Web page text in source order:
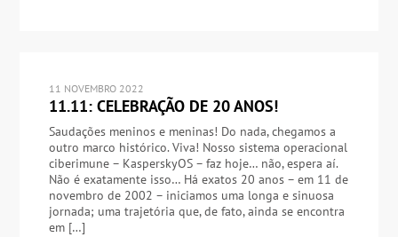
11 NOVEMBRO 2022
11.11: CELEBRAÇÃO DE 20 ANOS!
Saudações meninos e meninas! Do nada, chegamos a
outro marco histórico. Viva! Nosso sistema operacional
ciberimune – KasperskyOS – faz hoje… não, espera aí.
Não é exatamente isso… Há exatos 20 anos – em 11 de
novembro de 2002 – iniciamos uma longa e sinuosa
jornada; uma trajetória que, de fato, ainda se encontra
em […]